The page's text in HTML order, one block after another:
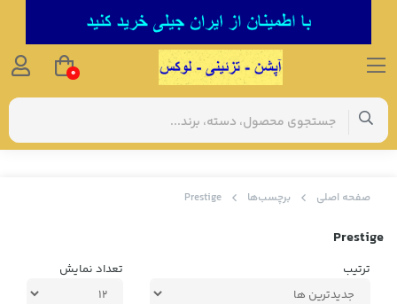
صفحه اصلی برچسب‌ها Prestige
Prestige
ترتیب تعداد نمایش
0